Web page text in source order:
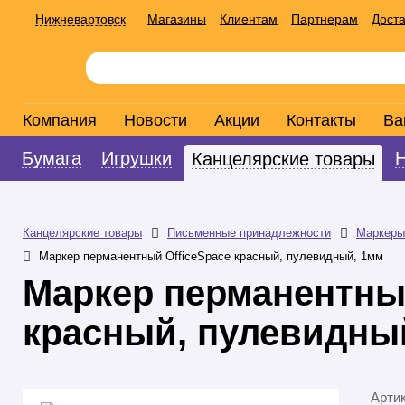
Нижневартовск Магазины Клиентам Партнерам
Компания Новости Акции Контакты
Бумага Игрушки Канцелярские товары
Канцелярские товары Письменные принадлежности
Маркеры
Маркер перманентный OfficeSpace красный, пулевидный, 1мм
Маркер
красный,